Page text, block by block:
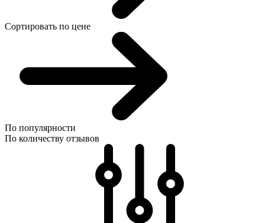
Сортировать по цене
По популярности
По количеству отзывов